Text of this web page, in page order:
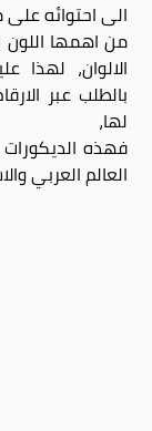
الى احتوائه
من اهمها اللون
الالوان، لهذا
بالطلب عبر
لها،
فهذه
العالم العربي